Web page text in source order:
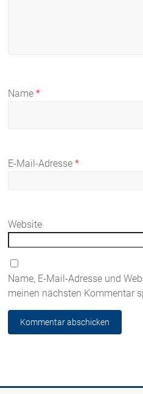
Name*
E-Mail-Adresse*
Website
Name, E-Mail-Adresse und
meinen nächsten Kommentar